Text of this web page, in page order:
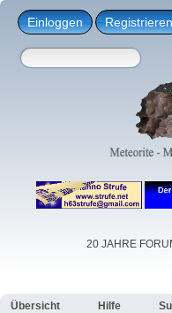
Einloggen Registrieren
20 JAHRE
Übersicht Hilfe